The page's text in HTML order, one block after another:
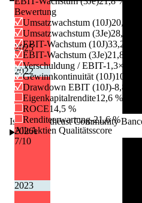
2025
2026e
2022
2023
Bewertung
Umsatzwachstum (10J)20,6 %
Umsatzwachstum (3Je)28,8 %
EBIT-Wachstum (10J)33,2 %
EBIT-Wachstum (3Je)21,8 %
Verschuldung / EBIT-1,3×
Gewinnkontinuität (10J)10/10
Drawdown EBIT (10J)-8,8 %
Eigenkapitalrendite12,6 %
ROCE14,5 %
Renditeerwartung-21,6 %
AlleAktien Qualitätsscore
7/10
Ist die Northeast Community